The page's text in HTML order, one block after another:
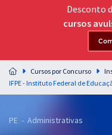
Acesso ilimitado a toda
Residências
Preparação completa e
residências em saúde do Brasil
Desconto
cursos
Cursos por Concurso
PE - Administrativas